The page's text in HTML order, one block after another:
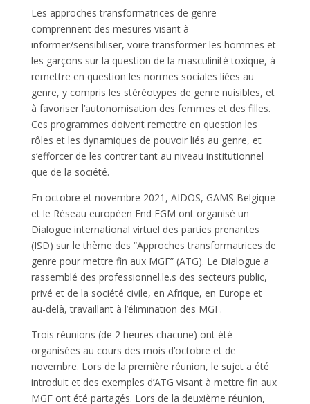
Les approches transformatrices de genre
comprennent des mesures visant à
informer/sensibiliser, voire transformer les hommes et
les garçons sur la question de la masculinité toxique, à
remettre en question les normes sociales liées au
genre, y compris les stéréotypes de genre nuisibles, et
à favoriser l’autonomisation des femmes et des filles.
Ces programmes doivent remettre en question les
rôles et les dynamiques de pouvoir liés au genre, et
s’efforcer de les contrer tant au niveau institutionnel
que de la société.
En octobre et novembre 2021, AIDOS, GAMS Belgique
et le Réseau européen End FGM ont organisé un
Dialogue international virtuel des parties prenantes
(ISD) sur le thème des “Approches transformatrices de
genre pour mettre fin aux MGF” (ATG). Le Dialogue a
rassemblé des professionnel.le.s des secteurs public,
privé et de la société civile, en Afrique, en Europe et
au-delà, travaillant à l’élimination des MGF.
Trois réunions (de 2 heures chacune) ont été
organisées au cours des mois d’octobre et de
novembre. Lors de la première réunion, le sujet a été
introduit et des exemples d’ATG visant à mettre fin aux
MGF ont été partagés. Lors de la deuxième réunion,